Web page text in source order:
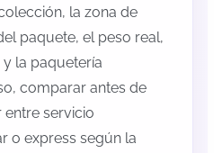
la zona de
paquete, el peso real,
la paquetería
comparar antes de
servicio
o express según la